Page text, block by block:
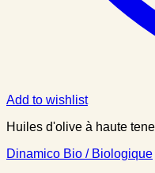
Add to wishlist
Huiles d'olive à haute
Dinamico Bio / Biologique